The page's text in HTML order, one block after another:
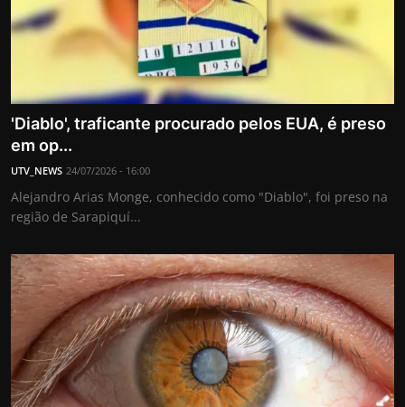
'Diablo', traficante procurado pelos EUA, é preso
em op...
UTV_NEWS 24/07/2026 - 16:00
Alejandro Arias Monge, conhecido como "Diablo", foi preso na
região de Sarapiquí...